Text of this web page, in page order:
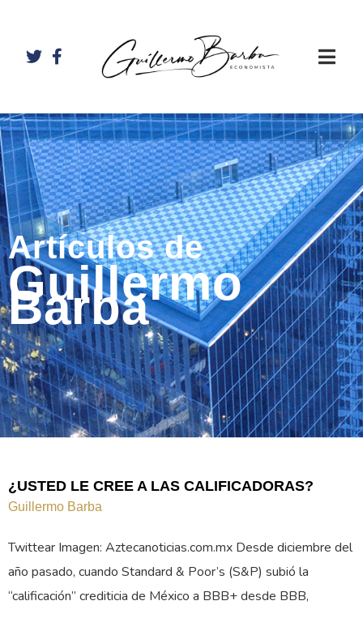
Artículos de
Guillermo
Barba
¿USTED LE CREE A LAS CALIFICADORAS?
Guillermo Barba
Twittear Imagen: Aztecanoticias.com.mx Desde diciembre del
año pasado, cuando Standard & Poor’s (S&P) subió la
“calificación” crediticia de México a BBB+ desde BBB,